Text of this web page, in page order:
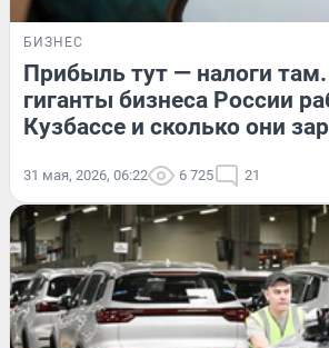
БИЗНЕС
Прибыль тут — налоги
гиганты бизнеса России
Кузбассе и сколько они
31 мая, 2026, 06:22 6 725 21